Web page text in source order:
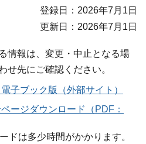
登録日：2026年7月1日
更新日：2026年7月1日
情報は、変更・中止となる場
せ先にご確認ください。
子ブック版（外部サイト）
ージダウンロード（PDF：
ドは多少時間がかかります。